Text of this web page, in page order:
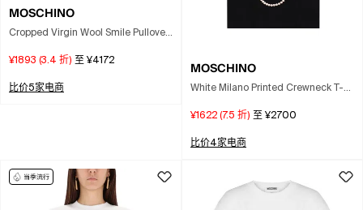
MOSCHINO
Cropped Virgin Wool Smile Pullover
¥1893 (3.4 折) 至 ¥4172
比价5家电商
MOSCHINO
White Milano Printed Crewneck T-
¥1622 (7.5 折) 至 ¥2700
比价4家电商